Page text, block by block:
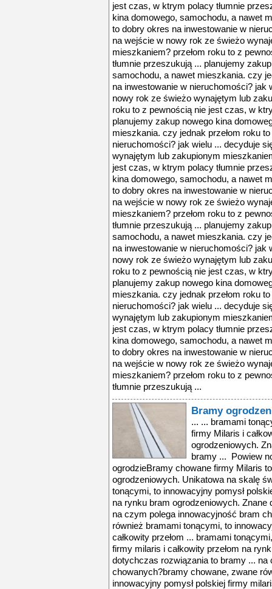
jest czas, w ktrym polacy tłumnie
kina domowego, samochodu, a nawet
to dobry okres na inwestowanie w
na wejście w nowy rok ze świeżo
mieszkaniem? przełom roku to z
tłumnie przeszukują ... planujemy
samochodu, a nawet mieszkania. czy
na inwestowanie w nieruchomości? jak
nowy rok ze świeżo wynajętym lub
roku to z pewnością nie jest czas, w
planujemy zakup nowego kina
mieszkania. czy jednak przełom roku
nieruchomości? jak wielu ... decyduje
wynajętym lub zakupionym
jest czas, w ktrym polacy tłumnie
kina domowego, samochodu, a nawet
to dobry okres na inwestowanie w
na wejście w nowy rok ze świeżo
mieszkaniem? przełom roku to z
tłumnie przeszukują ... planujemy
samochodu, a nawet mieszkania. czy
na inwestowanie w nieruchomości? jak
nowy rok ze świeżo wynajętym lub
roku to z pewnością nie jest czas, w
planujemy zakup nowego kina
mieszkania. czy jednak przełom roku
nieruchomości? jak wielu ... decyduje
wynajętym lub zakupionym
jest czas, w ktrym polacy tłumnie
kina domowego, samochodu, a nawet
to dobry okres na inwestowanie w
na wejście w nowy rok ze świeżo
mieszkaniem? przełom roku to z
tłumnie przeszukują ...
Bramy
... ... bramami
firmy Milaris i
ogrodzeniowych.
bramy ... Powiew
ogrodzieBramy chowane firmy Milaris
ogrodzeniowych. Unikatowa na skalę
tonącymi, to innowacyjny pomysł
na rynku bram ogrodzeniowych.
na czym polega innowacyjność bram
również bramami tonącymi, to
całkowity przełom ... bramami
firmy milaris i całkowity przełom na
dotychczas rozwiązania to bramy ...
chowanych?bramy chowane, zwane
innowacyjny pomysł polskiej firmy